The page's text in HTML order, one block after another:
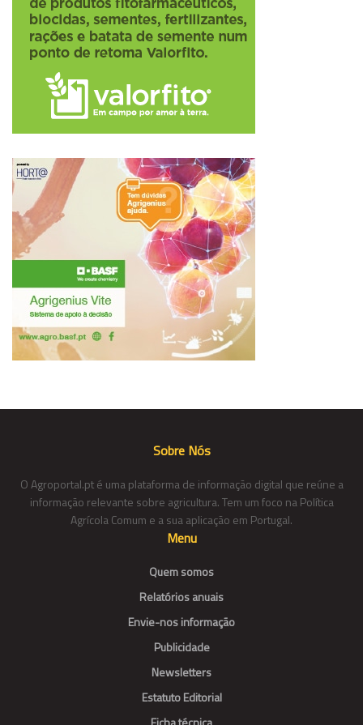
Sobre Nós
O Agroportal.pt é uma plataforma de informação digital que reúne a
informação relevante sobre agricultura. Tem um foco na Política
Agrícola Comum e a sua aplicação em Portugal.
Menu
Quem somos
Relatórios anuais
Envie-nos informação
Publicidade
Newsletters
Estatuto Editorial